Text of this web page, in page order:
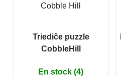
Cobble Hill
Triediče puzzle
CobbleHill
En stock (4)